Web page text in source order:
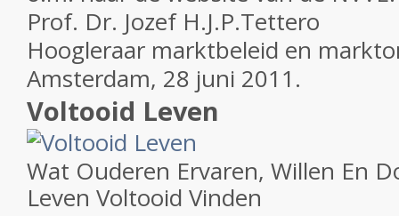
Prof. Dr. Jozef H.J.P.Tettero
Hoogleraar marktbeleid en
Amsterdam, 28 juni 2011.
Voltooid Leven
Wat Ouderen Ervaren, Willen En
Leven Voltooid Vinden